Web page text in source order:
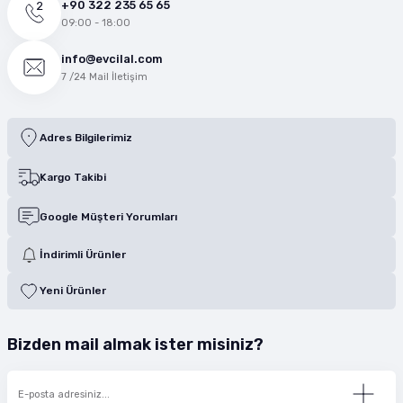
+90 322 235 65 65
09:00 - 18:00
info@evcilal.com
7 /24 Mail İletişim
Adres Bilgilerimiz
Kargo Takibi
Google Müşteri Yorumları
İndirimli Ürünler
Yeni Ürünler
Bizden mail almak ister misiniz?